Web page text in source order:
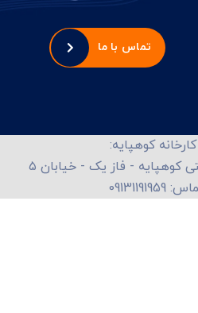
تماس با ما
کوهپایه:
- فاز یک - خیابان ۵